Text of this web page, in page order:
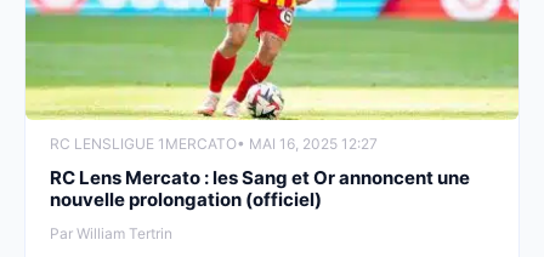
RC LENSLIGUE 1 MERCATO• MAI 16, 2025 12:27
RC Lens Mercato : les Sang et Or annoncent une
nouvelle prolongation (officiel)
Par William Tertrin